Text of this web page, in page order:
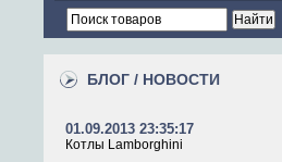
БЛОГ / НОВОСТИ
01.09.2013 23:35:17
Котлы Lamborghini